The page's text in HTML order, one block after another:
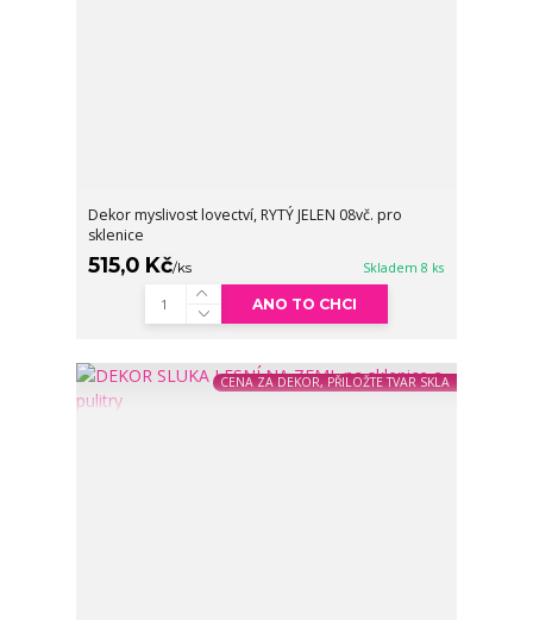
Dekor myslivost lovectví, RYTÝ JELEN 08vč. pro
sklenice
515,0 Kč/ks Skladem 8 ks
ANO TO CHCI
CENA ZA DEKOR, PŘILOŽTE TVAR SKLA